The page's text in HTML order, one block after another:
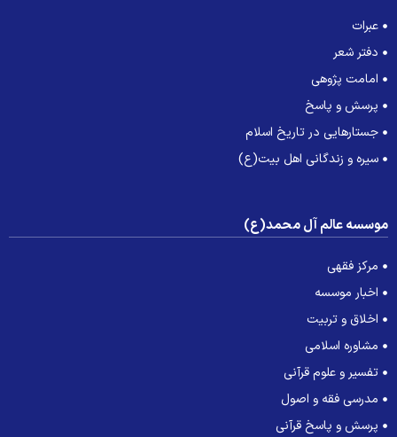
عبرات
دفتر شعر
امامت پژوهی
پرسش و پاسخ
جستارهایی در تاریخ اسلام
سیره و زندگانی اهل بیت(ع)
عالم آل محمد(ع)
مرکز فقهی
اخبار موسسه
اخلاق و تربیت
مشاوره اسلامی
تفسیر و علوم قرآنی
مدرسی فقه و اصول
پرسش و پاسخ قرآنی